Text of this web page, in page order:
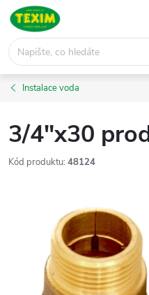
Přejít
obsah
Instalace voda
3/4"x30
Kód produktu: 48124